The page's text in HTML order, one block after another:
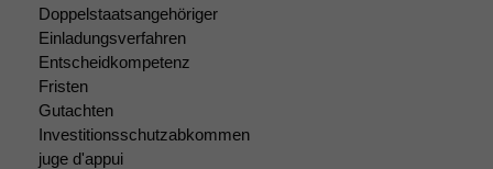
Doppelstaatsangehöriger
Einladungsverfahren
Entscheidkompetenz
Fristen
Gutachten
Investitionsschutzabkommen
juge d'appui